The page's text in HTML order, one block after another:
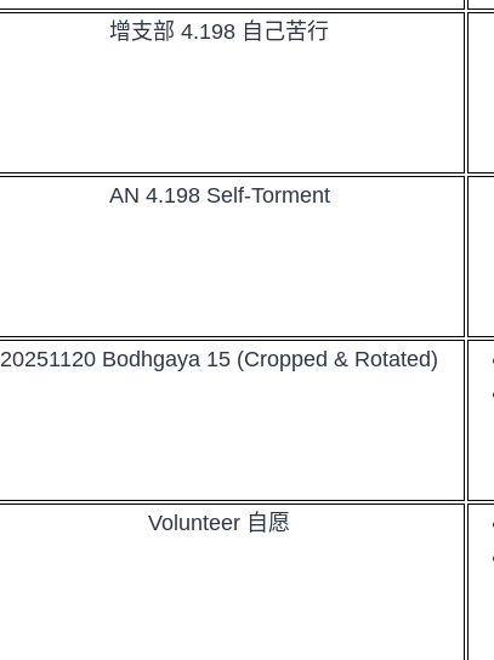
增支部 4.198 自己苦行
AN 4.198 Self-Torment
20251120 Bodhgaya 15 (Cropped & Rotated)
Volunteer 自愿